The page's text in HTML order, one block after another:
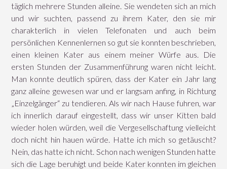
täglich mehrere Stunden alleine. Sie wendeten sich an mich
und wir suchten, passend zu ihrem Kater, den sie mir
charakterlich in vielen Telefonaten und auch beim
persönlichen Kennenlernen so gut sie konnten beschrieben,
einen kleinen Kater aus einem meiner Würfe aus. Die
ersten Stunden der Zusammenführung waren nicht leicht.
Man konnte deutlich spüren, dass der Kater ein Jahr lang
ganz alleine gewesen war und er langsam anfing, in Richtung
„Einzelgänger“ zu tendieren. Als wir nach Hause fuhren, war
ich innerlich darauf eingestellt, dass wir unser Kitten bald
wieder holen würden, weil die Vergesellschaftung vielleicht
doch nicht hin hauen würde. Hatte ich mich so getäuscht?
Nein, das hatte ich nicht. Schon nach wenigen Stunden hatte
sich die Lage beruhigt und beide Kater konnten im gleichen